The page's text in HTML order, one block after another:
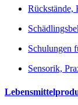
Rückstände,
Schulungen
Sensorik,